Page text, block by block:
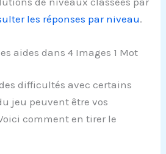
les réponses par niveau.
aides dans 4 Images 1 Mot
difficultés avec certains
jeu peuvent être vos
comment en tirer le